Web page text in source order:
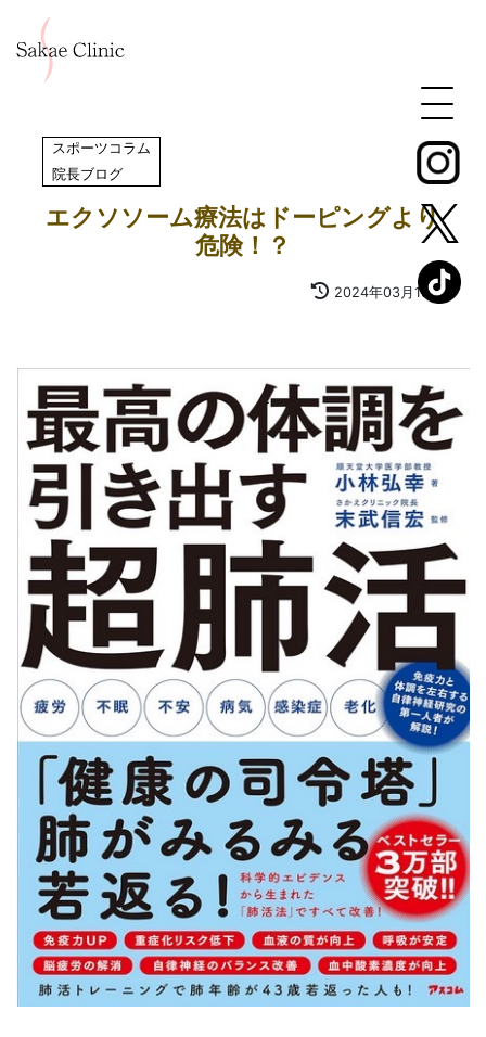
スポーツコラム
院長ブログ
エクソソーム療法はドーピングより
危険！？
2024年03月19日